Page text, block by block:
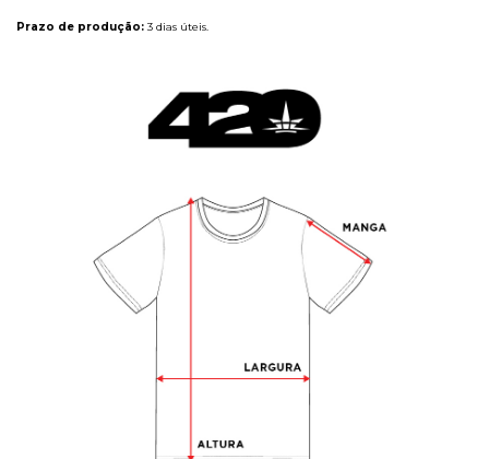
Prazo de produção: 3 dias úteis.